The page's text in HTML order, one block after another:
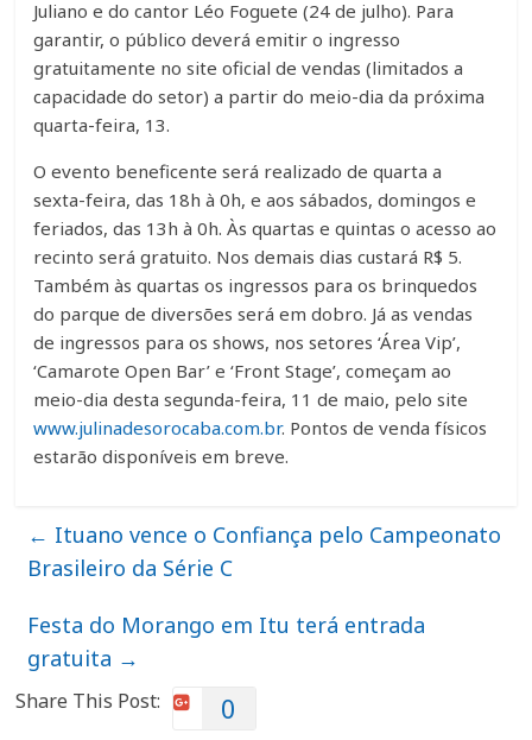
Juliano e do cantor Léo Foguete (24 de julho). Para
garantir, o público deverá emitir o ingresso
gratuitamente no site oficial de vendas (limitados a
capacidade do setor) a partir do meio-dia da próxima
quarta-feira, 13.
O evento beneficente será realizado de quarta a
sexta-feira, das 18h à 0h, e aos sábados, domingos e
feriados, das 13h à 0h. Às quartas e quintas o acesso ao
recinto será gratuito. Nos demais dias custará R$ 5.
Também às quartas os ingressos para os brinquedos
do parque de diversões será em dobro. Já as vendas
de ingressos para os shows, nos setores ‘Área Vip’,
‘Camarote Open Bar’ e ‘Front Stage’, começam ao
meio-dia desta segunda-feira, 11 de maio, pelo site
www.julinadesorocaba.com.br. Pontos de venda físicos
estarão disponíveis em breve.
← Ituano vence o Confiança pelo Campeonato
Brasileiro da Série C
Festa do Morango em Itu terá entrada
gratuita →
Share This Post: 0